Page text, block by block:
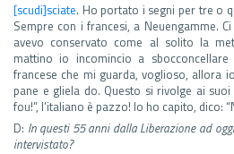
[scudi]sciate. Ho portato i segni per tre o
Sempre con i francesi, a Neuengamme.
avevo conservato come al solito la
mattino io incomincio a
francese che mi guarda, voglioso, allora
pane e gliela do. Questo si rivolge ai suoi
fou!”, l’italiano è pazzo! Io ho capito, dico:
D: In questi 55 anni dalla Liberazione ad
intervistato?